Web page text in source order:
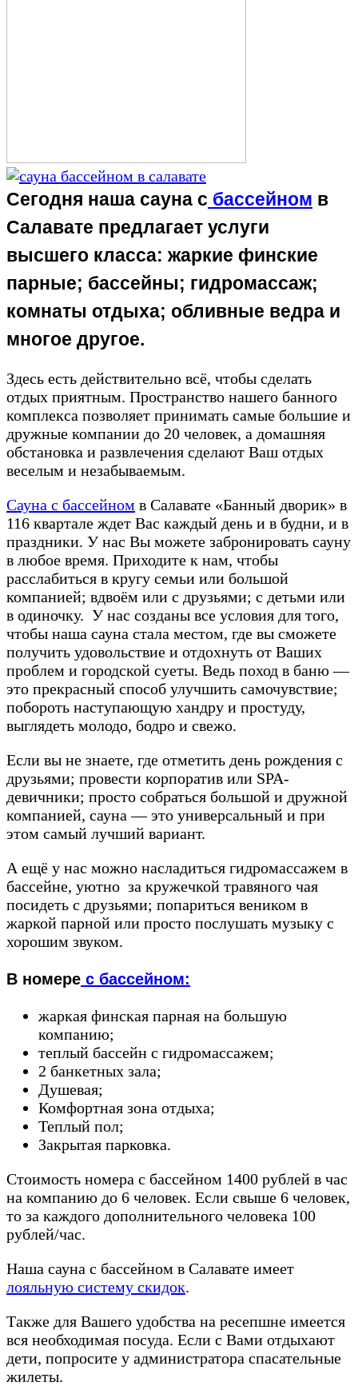
Сегодня наша сауна с бассейном в
Салавате предлагает услуги
высшего класса: жаркие финские
парные; бассейны; гидромассаж;
комнаты отдыха; обливные ведра и
многое другое.
Здесь есть действительно всё, чтобы сделать
отдых приятным. Пространство нашего банного
комплекса позволяет принимать самые большие и
дружные компании до 20 человек, а домашняя
обстановка и развлечения сделают Ваш отдых
веселым и незабываемым.
Сауна с бассейном в Салавате «Банный дворик» в
116 квартале ждет Вас каждый день и в будни, и в
праздники. У нас Вы можете забронировать сауну
в любое время. Приходите к нам, чтобы
расслабиться в кругу семьи или большой
компанией; вдвоём или с друзьями; с детьми или
в одиночку. У нас созданы все условия для того,
чтобы наша сауна стала местом, где вы сможете
получить удовольствие и отдохнуть от Ваших
проблем и городской суеты. Ведь поход в баню —
это прекрасный способ улучшить самочувствие;
побороть наступающую хандру и простуду,
выглядеть молодо, бодро и свежо.
Если вы не знаете, где отметить день рождения с
друзьями; провести корпоратив или SPA-
девичники; просто собраться большой и дружной
компанией, сауна — это универсальный и при
этом самый лучший вариант.
А ещё у нас можно насладиться гидромассажем в
бассейне, уютно за кружечкой травяного чая
посидеть с друзьями; попариться веником в
жаркой парной или просто послушать музыку с
хорошим звуком.
В номере с бассейном:
жаркая финская парная на большую
компанию;
теплый бассейн с гидромассажем;
2 банкетных зала;
Душевая;
Комфортная зона отдыха;
Теплый пол;
Закрытая парковка.
Стоимость номера с бассейном 1400 рублей в час
на компанию до 6 человек. Если свыше 6 человек,
то за каждого дополнительного человека 100
рублей/час.
Наша сауна с бассейном в Салавате имеет
лояльную систему скидок.
Также для Вашего удобства на ресепшне имеется
вся необходимая посуда. Если с Вами отдыхают
дети, попросите у администратора спасательные
жилеты.